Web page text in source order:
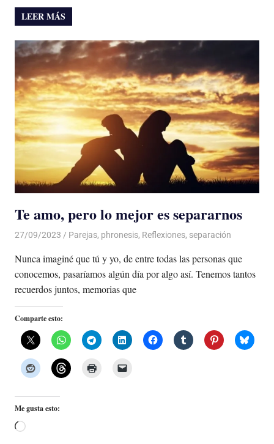
LEER MÁS
Te amo, pero lo mejor es separarnos
27/09/2023 De todo un Poco
Parejas, phronesis, Reflexiones, separación
Nunca imaginé que tú y yo, de entre todas las personas que
conocemos, pasaríamos algún día por algo así. Tenemos tantos
recuerdos juntos, memorias que
Comparte esto:
Me gusta esto:
Cargando...